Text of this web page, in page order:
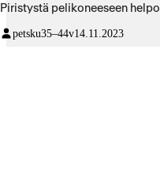
Piristystä pelikoneeseen
petsku35–44v14.11.2023